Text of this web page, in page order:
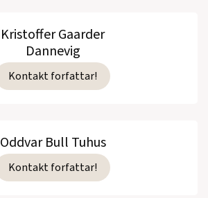
Kristoffer Gaarder
Dannevig
Kontakt forfattar!
Oddvar Bull Tuhus
Kontakt forfattar!